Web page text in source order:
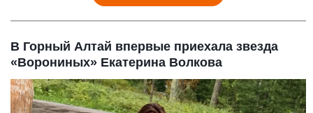
В Горный Алтай впервые приехала звезда
«Ворониных» Екатерина Волкова